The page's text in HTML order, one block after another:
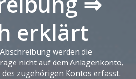
erklärt
werden die
nicht auf dem Anlagenkonto,
zugehörigen Kontos erfasst.